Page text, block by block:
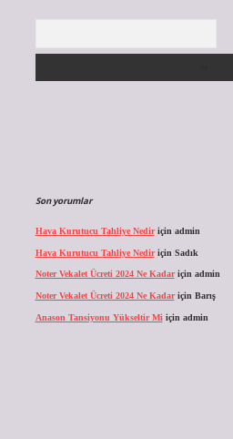
Son yorumlar
Hava Kurutucu Tahliye Nediriçin admin
Hava Kurutucu Tahliye Nediriçin Sadık
Noter Vekalet Ücreti 2024 Ne Kadariçin admin
Noter Vekalet Ücreti 2024 Ne Kadariçin Barış
Anason Tansiyonu Yükseltir Mi için admin